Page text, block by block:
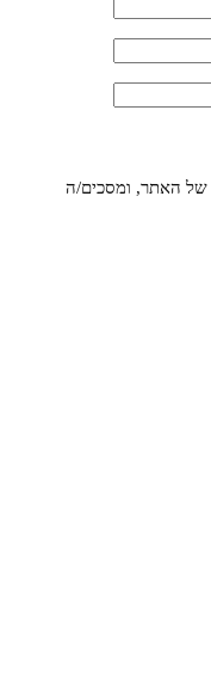
של האתר, ומסכים/ה